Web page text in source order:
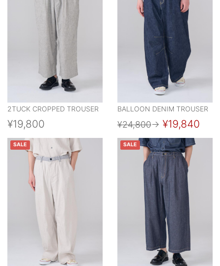
2TUCK CROPPED TROUSER
¥19,800
BALLOON DENIM TROUSER
¥24,800→ ¥19,840
SALE SALE